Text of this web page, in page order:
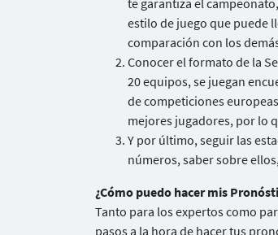
te garantiza el
estilo de juego que puede
comparación con los
Conocer el formato de la
20 equipos, se juegan
de competiciones
mejores jugadores, por lo
Y por último, seguir las
números, saber sobre
¿Cómo puedo hacer mis
Tanto para los expertos como
pasos a la hora de hacer tus